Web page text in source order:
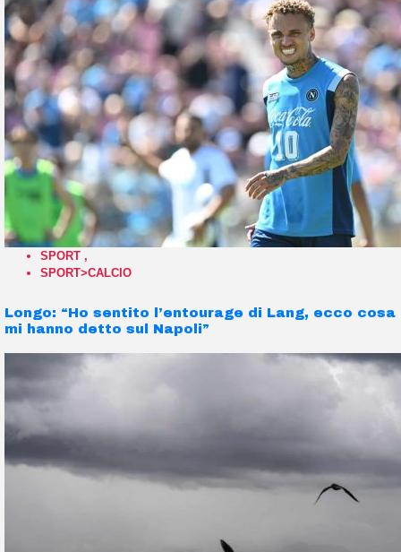
SPORT ,
SPORT>CALCIO
Longo: “Ho sentito l’entourage di Lang, ecco cosa
mi hanno detto sul Napoli”